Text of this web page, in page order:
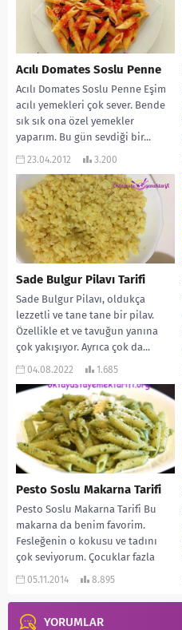
Acılı Domates Soslu Penne
Acılı Domates Soslu Penne Eşim
acılı yemekleri çok sever. Bende
sık sık ona özel yemekler
yaparım. Bu gün sevdiği bir...
23.04.2012 3.200
Sade Bulgur Pilavı Tarifi
Sade Bulgur Pilavı, oldukça
lezzetli ve tane tane bir pilav.
Özellikle et ve tavuğun yanına
çok yakışıyor. Ayrıca çok da...
04.08.2022 1.685
Pesto Soslu Makarna Tarifi
Pesto Soslu Makarna Tarifi Bu
makarna da benim favorim.
Fesleğenin o kokusu ve tadını
çok seviyorum. Çocuklar fazla
tercih etmese...
05.11.2014 8.895
YORUMLAR